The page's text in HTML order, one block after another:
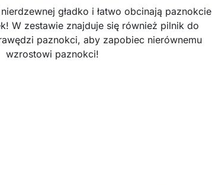
gładko i łatwo obcinają paznokcie
W zestawie znajduje się również pilnik do
paznokci, aby zapobiec nierównemu
wzrostowi paznokci!